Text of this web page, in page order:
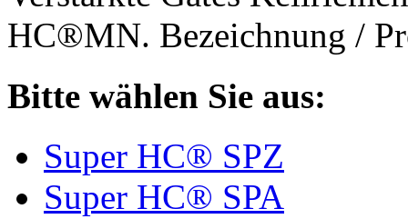
HC®MN. Bezeichnung /
Bitte wählen Sie aus:
Super HC® SPZ
Super HC® SPA